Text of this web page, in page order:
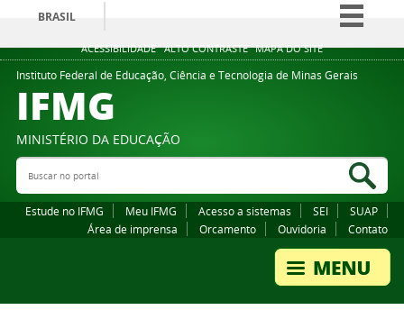
ACESSIBILIDADE ALTO CONTRASTE MAPA DO SITE
BRASIL
Simplifique!
Comunica BR
Legislação
Instituto Federal de Educação, Ciência e Tecnologia de Minas Gerais
IFMG
MINISTÉRIO DA EDUCAÇÃO
Buscar no portal
Estude no IFMG Meu IFMG Acesso a sistemas SEI
SUAP
Área de imprensa
Orcamento Ouvidoria Contato